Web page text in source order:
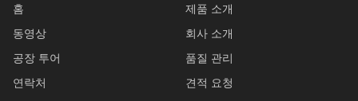
홈
제품 소개
동영상
회사 소개
공장 투어
품질 관리
연락처
견적 요청